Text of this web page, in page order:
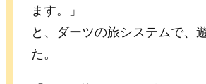
ます。」
と、ダーツの旅システムで、
た。